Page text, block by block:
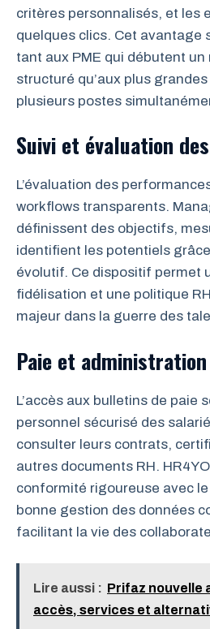
critères personnalisés, et les
quelques clics. Cet avantage
tant aux PME qui débutent
structuré qu’aux plus
plusieurs postes
Suivi et évaluation
L’évaluation des
workflows transparents.
définissent des objectifs,
identifient les potentiels
évolutif. Ce dispositif permet
fidélisation et une politique
majeur dans la guerre des
Paie et
L’accès aux bulletins de paie
personnel sécurisé des
consulter leurs contrats,
autres documents RH.
conformité rigoureuse avec le
bonne gestion des données
facilitant la vie des
Lire aussi : Prifaz nouvelle
accès, services et